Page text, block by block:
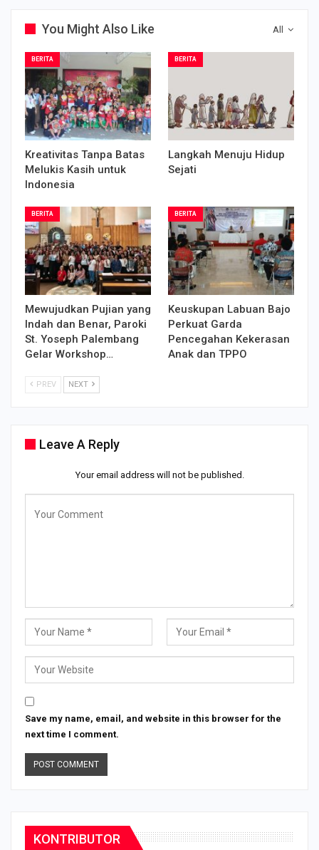
All
You Might Also Like
BERITA
Kreativitas Tanpa Batas
Melukis Kasih untuk
Indonesia
BERITA
Langkah Menuju Hidup
Sejati
BERITA
Mewujudkan Pujian yang
Indah dan Benar, Paroki
St. Yoseph Palembang
Gelar Workshop…
BERITA
Keuskupan Labuan Bajo
Perkuat Garda
Pencegahan Kekerasan
Anak dan TPPO
PREV NEXT
Leave A Reply
Your email address will not be published.
Save my name, email, and website in this browser for the
next time I comment.
KONTRIBUTOR